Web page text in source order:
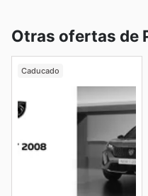
Otras ofertas de
Caducado